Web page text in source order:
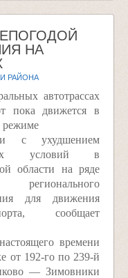
НА
РАЙОНА
автотрассах
пока движется в
с ухудшением
условий в
области на ряде
для движения
сообщает
времени
от 192-го по 239-й
— Зимовники